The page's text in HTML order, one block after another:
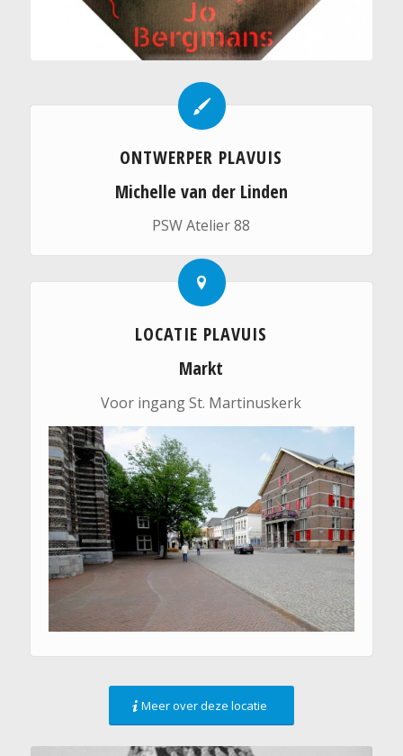
ONTWERPER PLAVUIS
Michelle van der Linden
PSW Atelier 88
LOCATIE PLAVUIS
Markt
Voor ingang St. Martinuskerk
Meer over deze locatie